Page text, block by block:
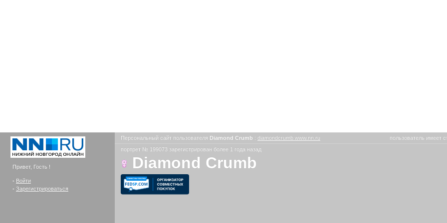
Привет, Гость !
- Войти
- Зарегистрироваться
Персональный сайт пользователя Diamond Crumb : diamondcrumb.www.nn.ru пользователь имеет
портрет № 199073 зарегистрирован более 1 года назад
Diamond Crumb